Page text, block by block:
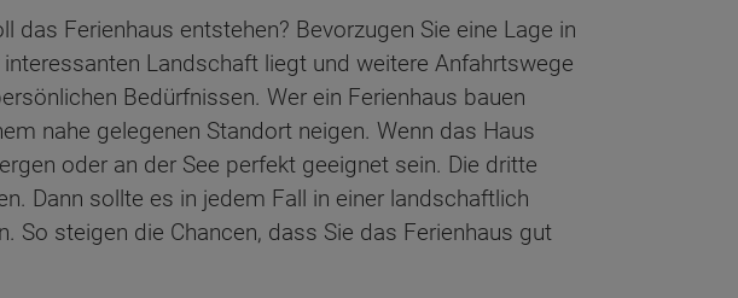
das Ferienhaus entstehen? Bevorzugen Sie eine Lage in
Landschaft liegt und weitere Anfahrtswege
Bedürfnissen. Wer ein Ferienhaus bauen
nahe gelegenen Standort neigen. Wenn das Haus
oder an der See perfekt geeignet sein. Die dritte
Dann sollte es in jedem Fall in einer landschaftlich
So steigen die Chancen, dass Sie das Ferienhaus gut